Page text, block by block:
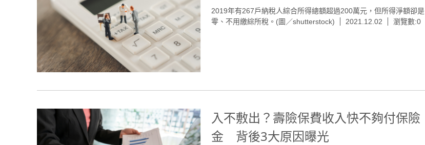
2019年有267戶納稅人綜合所得總額超過200萬元，但所得淨額卻是
零、不用繳綜所稅。(圖／shutterstock)
2021.12.02 瀏覽數:0
入不敷出？壽險保費收入快不夠付保險
金 背後3大原因曝光